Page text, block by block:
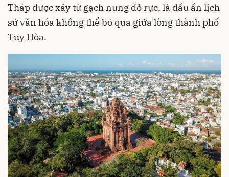
Tháp được xây từ gạch nung đỏ rực, là dấu ấn lịch
sử văn hóa không thể bỏ qua giữa lòng thành phố
Tuy Hòa.